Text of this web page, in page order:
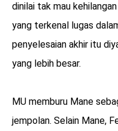
dinilai tak mau
yang terkenal lugas
penyelesaian akhir itu
yang lebih besar.
MU memburu Mane
jempolan. Selain Mane,